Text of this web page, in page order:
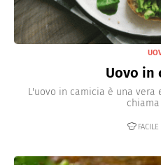
Uovo in
L'uovo in camicia è una
chiama
FACILE